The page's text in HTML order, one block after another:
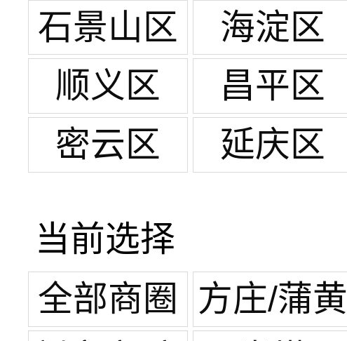
石景山区
海淀区
顺义区
昌平区
密云区
延庆区
当前选择
全部商圈
方庄/蒲黄